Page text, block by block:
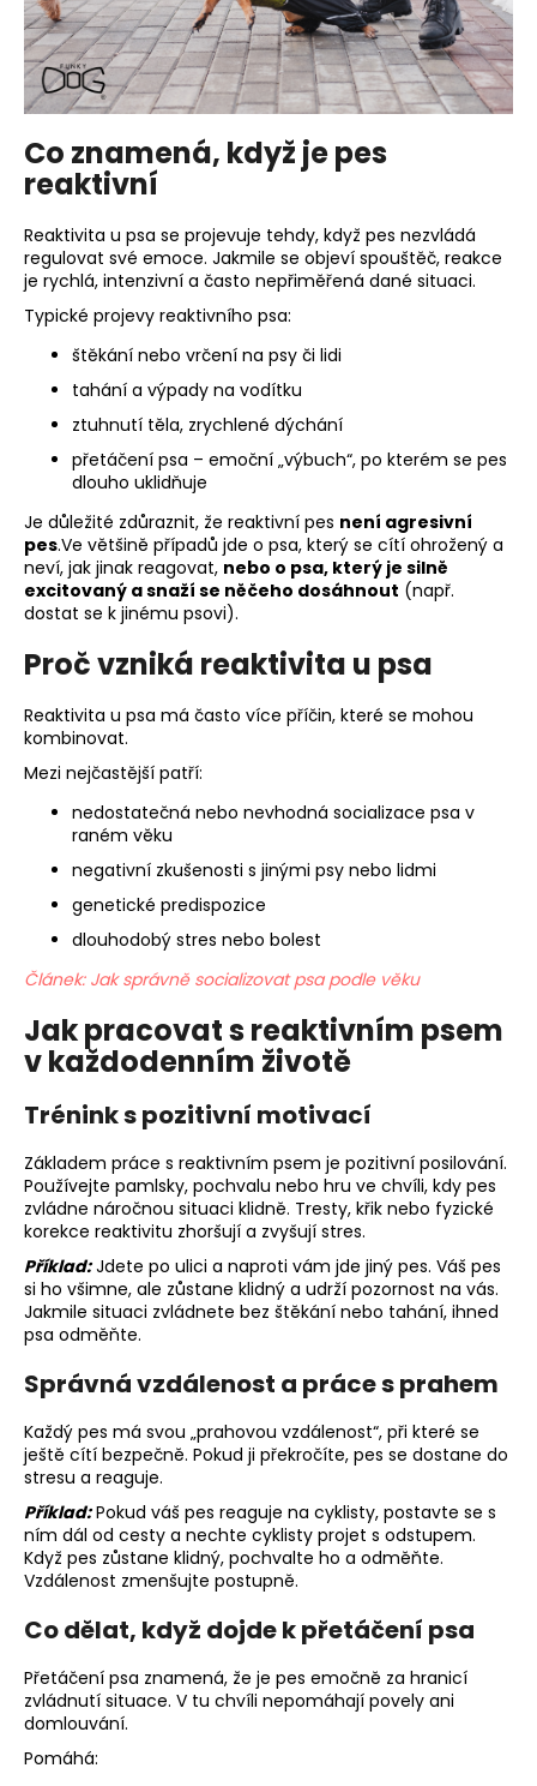
Co znamená, když je pes
reaktivní
Reaktivita u psa se projevuje tehdy, když pes nezvládá
regulovat své emoce. Jakmile se objeví spouštěč, reakce
je rychlá, intenzivní a často nepřiměřená dané situaci.
Typické projevy reaktivního psa:
štěkání nebo vrčení na psy či lidi
tahání a výpady na vodítku
ztuhnutí těla, zrychlené dýchání
přetáčení psa – emoční „výbuch“, po kterém se pes
dlouho uklidňuje
Je důležité zdůraznit, že reaktivní pes není agresivní
pes.Ve většině případů jde o psa, který se cítí ohrožený a
neví, jak jinak reagovat, nebo o psa, který je silně
excitovaný a snaží se něčeho dosáhnout (např.
dostat se k jinému psovi).
Proč vzniká reaktivita u psa
Reaktivita u psa má často více příčin, které se mohou
kombinovat.
Mezi nejčastější patří:
nedostatečná nebo nevhodná socializace psa v
raném věku
negativní zkušenosti s jinými psy nebo lidmi
genetické predispozice
dlouhodobý stres nebo bolest
Článek: Jak správně socializovat psa podle věku
Jak pracovat s reaktivním psem
v každodenním životě
Trénink s pozitivní motivací
Základem práce s reaktivním psem je pozitivní posilování.
Používejte pamlsky, pochvalu nebo hru ve chvíli, kdy pes
zvládne náročnou situaci klidně. Tresty, křik nebo fyzické
korekce reaktivitu zhoršují a zvyšují stres.
Příklad:Jdete po ulici a naproti vám jde jiný pes. Váš pes
si ho všimne, ale zůstane klidný a udrží pozornost na vás.
Jakmile situaci zvládnete bez štěkání nebo tahání, ihned
psa odměňte.
Správná vzdálenost a práce s prahem
Každý pes má svou „prahovou vzdálenost“, při které se
ještě cítí bezpečně. Pokud ji překročíte, pes se dostane do
stresu a reaguje.
Příklad:Pokud váš pes reaguje na cyklisty, postavte se s
ním dál od cesty a nechte cyklisty projet s odstupem.
Když pes zůstane klidný, pochvalte ho a odměňte.
Vzdálenost zmenšujte postupně.
Co dělat, když dojde k přetáčení psa
Přetáčení psa znamená, že je pes emočně za hranicí
zvládnutí situace. V tu chvíli nepomáhají povely ani
domlouvání.
Pomáhá:
D
o
p
o
r
u
č
u
j
e
m
e